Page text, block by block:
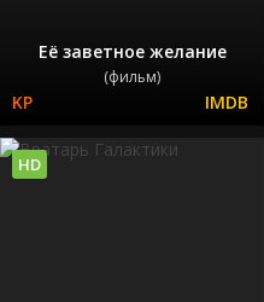
Её заветное желание
(фильм)
HD